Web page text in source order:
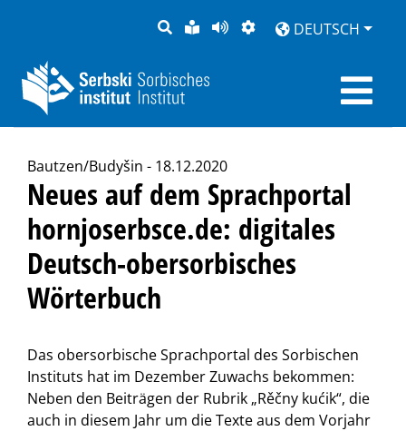
SUCHELEICHTE
SPRACHE
SEITEDARSTELLUNG
DEUTSCH
Bautzen/Budyšin - 18.12.2020
Neues auf dem Sprachportal
hornjoserbsce.de: digitales
Deutsch-obersorbisches
Wörterbuch
Das obersorbische Sprachportal des Sorbischen
Instituts hat im Dezember Zuwachs bekommen:
Neben den Beiträgen der Rubrik „Rěčny kućik“, die
auch in diesem Jahr um die Texte aus dem Vorjahr